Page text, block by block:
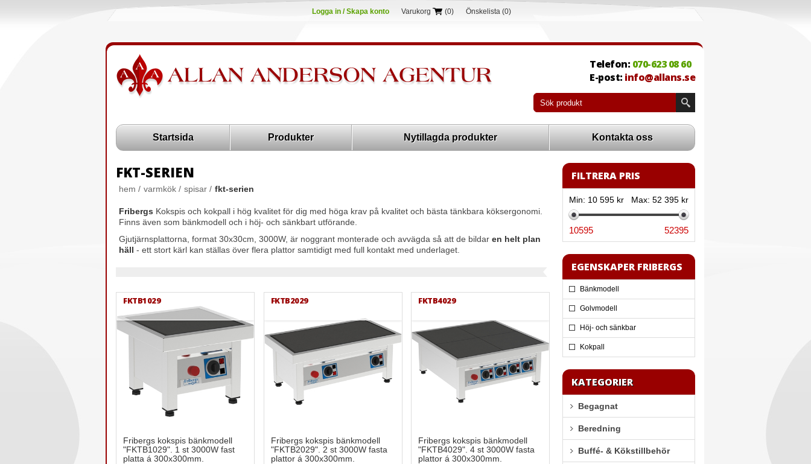
Logga in / Skapa konto Varukorg (0) Önskelista (0)
Telefon: 070-623 08 60
E-post: info@allans.se
Startsida Produkter Nytillagda produkter Kontakta oss
FKT-SERIEN
hem / varmkök / spisar / fkt-serien
Fribergs Kokspis och kokpall i hög kvalitet för dig med höga krav på kvalitet och bästa tänkbara köksergonomi.
Finns även som bänkmodell och i höj- och sänkbart utförande.
Gjutjärnsplattorna, format 30x30cm, 3000W, är noggrant monterade och avvägda så att de bildar en helt plan
häll - ett stort kärl kan ställas över flera plattor samtidigt med full kontakt med underlaget.
FKTB1029
Fribergs kokspis bänkmodell
"FKTB1029". 1 st 3000W fast
platta á 300x300mm.
FKTB2029
Fribergs kokspis bänkmodell
"FKTB2029". 2 st 3000W fasta
plattor á 300x300mm.
FKTB4029
Fribergs kokspis bänkmodell
"FKTB4029". 4 st 3000W fasta
plattor á 300x300mm.
FILTRERA PRIS
Min: 10 595 kr Max: 52 395 kr
10595 52395
EGENSKAPER FRIBERGS
Bänkmodell
Golvmodell
Höj- och sänkbar
Kokpall
KATEGORIER
Begagnat
Beredning
Buffé- & Kökstillbehör